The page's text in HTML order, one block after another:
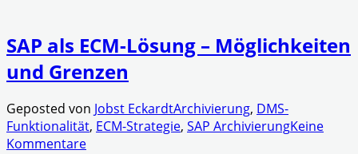
SAP als ECM-Lösung – Möglichkeiten
und Grenzen
Geposted von Jobst EckardtArchivierung, DMS-
Funktionalität, ECM-Strategie, SAP ArchivierungKeine
Kommentare